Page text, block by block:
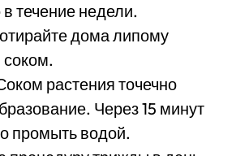
течение недели.
дома липому
растения точечно
Через 15 минут
промыть водой.